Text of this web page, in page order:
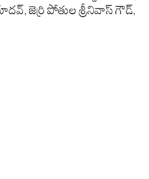
జెర్రి పోతుల శ్రీనివాస్ గౌడ్,